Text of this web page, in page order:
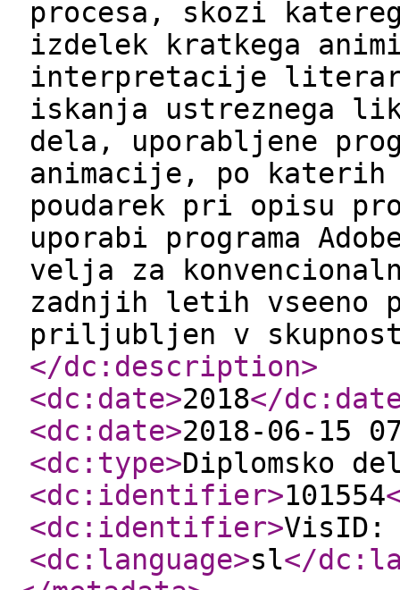
procesa, skozi
izdelek kratkega
interpretacije
iskanja ustreznega
dela, uporabljene
animacije, po katerih
poudarek pri opisu
uporabi programa
velja za
zadnjih letih vseeno
priljubljen v
</dc:description>
<dc:date>2018</
<dc:date>2018-06-15
<dc:type>Diplomsko
<dc:identifier>101554
<dc:identifier>VisID:
<dc:language>sl</